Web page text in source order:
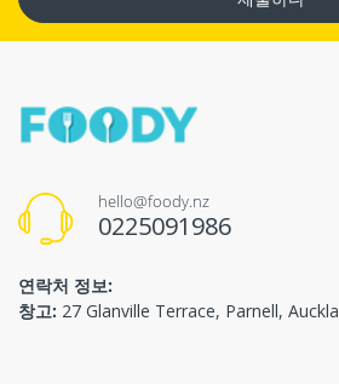
hello@foody.nz
0225091986
연락처 정보:
창고: 27 Glanville Terrace, Parnell,